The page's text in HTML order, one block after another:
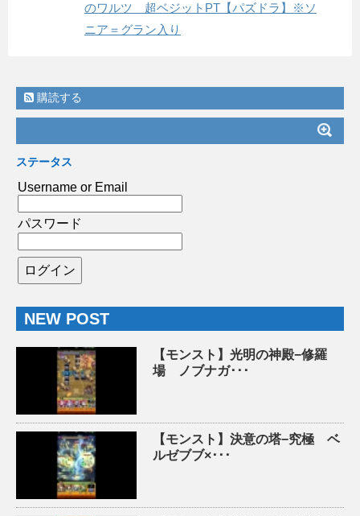
のワルツ 超ベジットPT【パズドラ】※ソ
ニア＝グラン入り
購読する
ステータス
Username or Email
パスワード
NEW POST
【モンスト】光明の神殿−修羅
場 ノブナガ･･･
【モンスト】決意の塔−究極 ベ
ルゼブブ×･･･